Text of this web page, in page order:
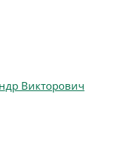
Викторович